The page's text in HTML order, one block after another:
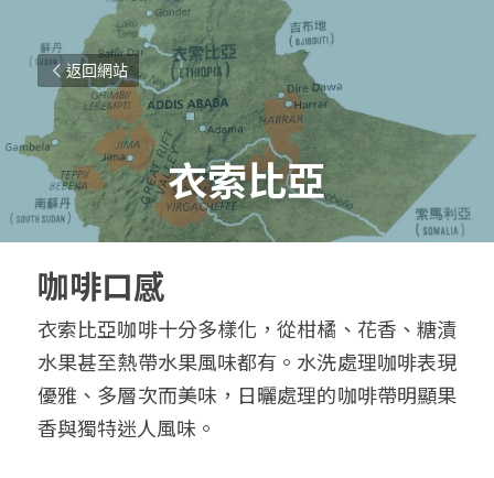
返回網站
衣索比亞
咖啡口感
衣索比亞咖啡十分多樣化，從柑橘、花香、糖漬
水果甚至熱帶水果風味都有。水洗處理咖啡表現
優雅、多層次而美味，日曬處理的咖啡帶明顯果
香與獨特迷人風味。